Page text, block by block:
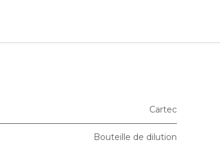
Cartec
Bouteille de dilution